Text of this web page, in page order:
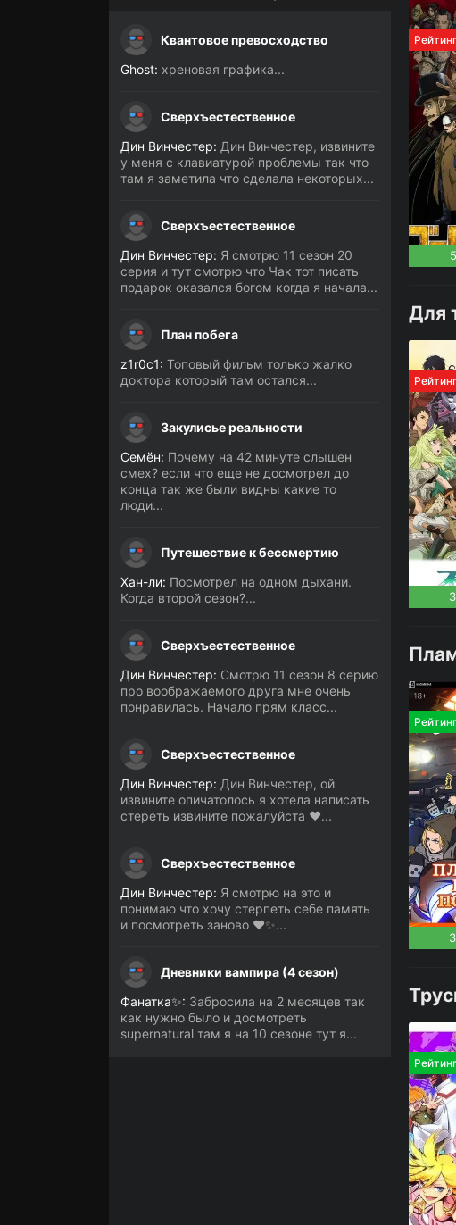
Для
Квантовое превосходство
Ghost: хреновая графика...
Сверхъестественное
Дин Винчестер: Дин Винчестер, извините
у меня с клавиатурой проблемы так что
там я заметила что сделала некоторых...
Сверхъестественное
Дин Винчестер: Я смотрю 11 сезон 20
серия и тут смотрю что Чак тот писать
подарок оказался богом когда я начала...
План побега
z1r0c1: Топовый фильм только жалко
доктора который там остался...
Закулисье реальности
Семён: Почему на 42 минуте слышен
смех? если что еще не досмотрел до
конца так же были видны какие то
люди...
Путешествие к бессмертию
Хан-ли: Посмотрел на одном дыхани.
Когда второй сезон?...
Сверхъестественное
Дин Винчестер: Смотрю 11 сезон 8 серию
про воображаемого друга мне очень
понравилась. Начало прям класс...
Сверхъестественное
Дин Винчестер: Дин Винчестер, ой
извините опичатолось я хотела написать
стереть извините пожалуйста ❤️...
Сверхъестественное
Дин Винчестер: Я смотрю на это и
понимаю что хочу стерпеть себе память
и посмотреть заново ❤️✨...
Дневники вампира (4 сезон)
Фанатка✨: Забросила на 2 месяцев так
как нужно было и досмотреть
supernatural там я на 10 сезоне тут я...